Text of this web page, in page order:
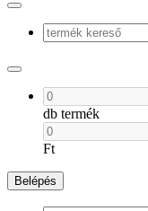
db termék
Ft
Belépés